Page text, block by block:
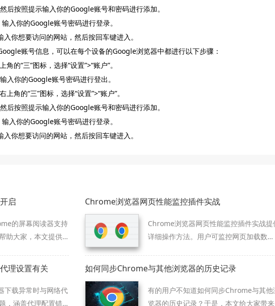
后按照提示输入你的Google账号和密码进行添加。
入你的Google账号密码进行登录。
你想要访问的网站，然后按回车键进入。
账号信息，可以在每个设备的Google浏览器中都进行以下步骤：
的“三”图标，选择“设置”>“账户”。
入你的Google账号密码进行登出。
角的“三”图标，选择“设置”>“账户”。
后按照提示输入你的Google账号和密码进行添加。
入你的Google账号密码进行登录。
你想要访问的网站，然后按回车键进入。
启
的屏幕阅读器支持
助大家，本文提供
Chrome浏览器网页性能监控插件实战
Chrome浏览器网页性能监控插件实战提
详细操作方法。用户可监控网页加载数
升。
理设置有关
下载异常时与网络代
，涵盖代理配置错
如何同步Chrome与其他浏览器的历史记录
有的用户不知道如何同步Chrome与其他
览器的历史记录？于是，本文给大家带来